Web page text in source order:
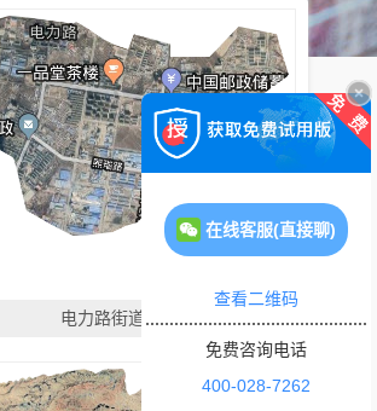
电力路街道
在线客服(直接聊)
查看二维码
免费咨询电话
400-028-7262